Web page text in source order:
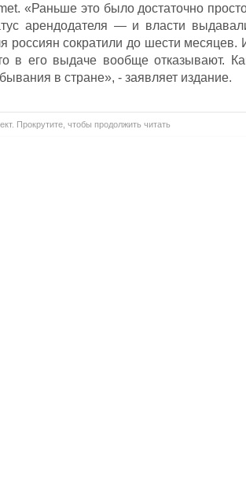
«Раньше это было достаточно
арендодателя — и власти
россиян сократили до шести месяцев.
в его выдаче вообще отказывают.
в стране», - заявляет издание.
Прокрутите, чтобы продолжить читать